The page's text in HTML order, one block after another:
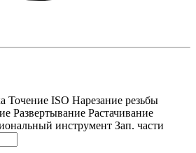
Точение ISO Нарезание резьбы
Развертывание Растачивание
инструмент Зап. части